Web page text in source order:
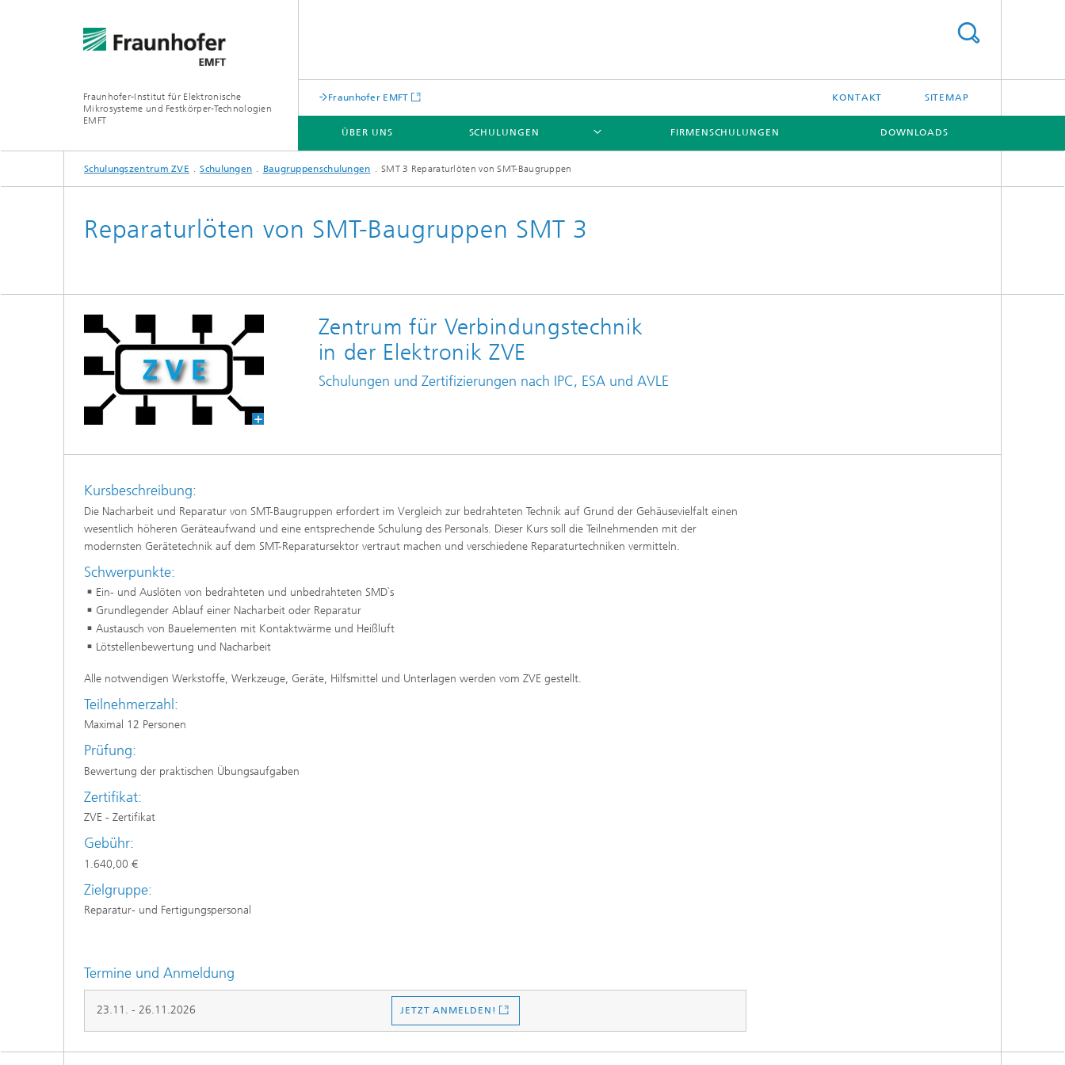
Fraunhofer-Institut für Elektronische
Mikrosysteme und Festkörper-Technologien
EMFT
Fraunhofer EMFT KONTAKT SITEMAP
ÜBER UNS SCHULUNGEN
SCHULUNGEN
FIRMENSCHULUNGEN DOWNLOADS
Schulungszentrum ZVE Schulungen Baugruppenschulungen SMT 3 Reparaturlöten von SMT-Baugruppen
Reparaturlöten von SMT-Baugruppen SMT 3
Zentrum für Verbindungstechnik
in der Elektronik ZVE
Schulungen und Zertifizierungen nach IPC, ESA und AVLE
Kursbeschreibung:
Die Nacharbeit und Reparatur von SMT-Baugruppen erfordert im Vergleich zur bedrahteten Technik auf Grund der Gehäusevielfalt einen
wesentlich höheren Geräteaufwand und eine entsprechende Schulung des Personals. Dieser Kurs soll die Teilnehmenden mit der
modernsten Gerätetechnik auf dem SMT-Reparatursektor vertraut machen und verschiedene Reparaturtechniken vermitteln.
Schwerpunkte:
Ein- und Auslöten von bedrahteten und unbedrahteten SMD`s
Grundlegender Ablauf einer Nacharbeit oder Reparatur
Austausch von Bauelementen mit Kontaktwärme und Heißluft
Lötstellenbewertung und Nacharbeit
Alle notwendigen Werkstoffe, Werkzeuge, Geräte, Hilfsmittel und Unterlagen werden vom ZVE gestellt.
Teilnehmerzahl:
Maximal 12 Personen
Prüfung:
Bewertung der praktischen Übungsaufgaben
Zertifikat:
ZVE - Zertifikat
Gebühr:
1.640,00 €
Zielgruppe:
Reparatur- und Fertigungspersonal
Termine und Anmeldung
23.11. - 26.11.2026 JETZT ANMELDEN!